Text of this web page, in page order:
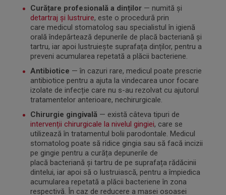
Curățare profesională a dinților — numită și
detartraj și lustruire, este o procedură prin
care medicul stomatolog sau specialistul în igienă
orală îndepărtează depunerile de placă bacteriană și
tartru, iar apoi lustruiește suprafața dinților, pentru a
preveni acumularea repetată a plăcii bacteriene.
Antibiotice — în cazuri rare, medicul poate prescrie
antibiotice pentru a ajuta la vindecarea unor focare
izolate de infecție care nu s-au rezolvat cu ajutorul
tratamentelor anterioare, nechirurgicale.
Chirurgie gingivală — există câteva tipuri de
intervenții chirurgicale la nivelul gingiei, care se
utilizează în tratamentul bolii parodontale. Medicul
stomatolog poate să ridice gingia sau să facă incizii
pe gingie pentru a curăța depunerile de
placă bacteriană și tartru de pe suprafața rădăcinii
dintelui, iar apoi să o lustruiască, pentru a împiedica
acumularea repetată a plăcii bacteriene în zona
respectivă. În caz de reducere a masei osoasei